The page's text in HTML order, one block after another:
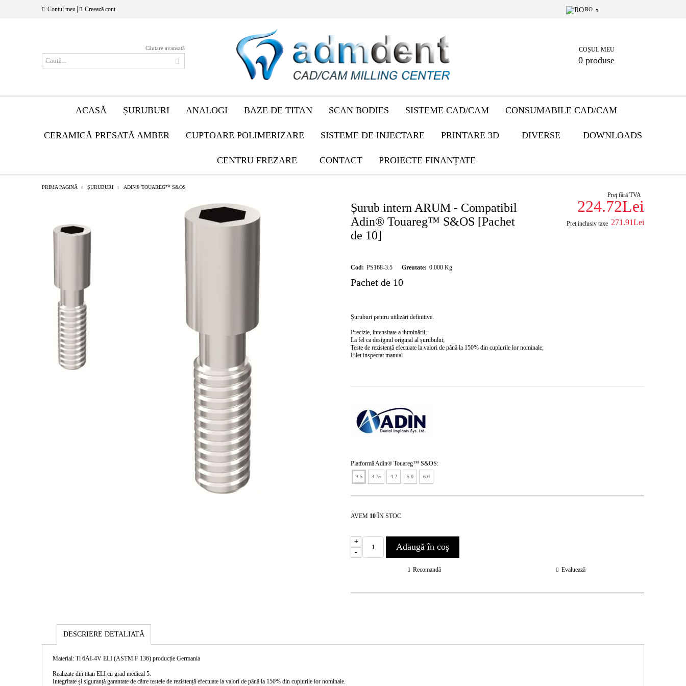
Contul meu Creează cont RO
Căutare avansată COȘUL MEU
0 produse
ACASĂ ȘURUBURI ANALOGI BAZE DE TITAN SCAN BODIES SISTEME CAD/CAM CONSUMABILE CAD/CAM
CERAMICĂ PRESATĂ AMBER CUPTOARE POLIMERIZARE SISTEME DE INJECTARE PRINTARE 3D DIVERSE DOWNLOADS
CENTRU FREZARE CONTACT PROIECTE FINANȚATE
PRIMA PAGINĂ ȘURUBURI ADIN® TOUAREG™ S&OS
Șurub intern ARUM - Compatibil
Adin® Touareg™ S&OS [Pachet
de 10]
Preţ fără TVA
224.72Lei
Preţ inclusiv taxe 271.91Lei
Cod: PS168-3.5 Greutate: 0.000 Kg
Pachet de 10
Șuruburi pentru utilizări definitive.
Precizie, intensitate a iluminării;
La fel ca designul original al șurubului;
Teste de rezistență efectuate la valori de până la 150% din cuplurile lor nominale;
Filet inspectat manual
Platformă Adin® Touareg™ S&OS:
3.5 3.75 4.2 5.0 6.0
AVEM 10 ÎN STOC
+
-
Recomandă Evaluează
DESCRIERE DETALIATĂ
Material: Ti 6AI-4V ELI (ASTM F 136) producție Germania
Realizate din titan ELI cu grad medical 5.
Integritate și siguranță garantate de către testele de rezistență efectuate la valori de până la 150% din cuplurile lor nominale.